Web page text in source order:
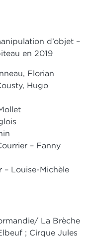
d’objet –
en 2019
Florian
Hugo
– Fanny
– Louise-Michèle
La Brèche
; Cirque Jules